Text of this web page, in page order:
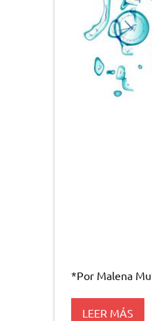
*Por Malena
LEER MÁS